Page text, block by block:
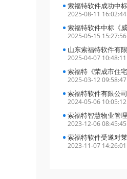
2025-08-11 16:02:44
2025-05-15 15:27:56
2025-04-07 10:48:11
2025-03-12 09:58:47
2024-05-06 10:05:12
2023-12-06 08:45:45
2023-11-07 14:26:01